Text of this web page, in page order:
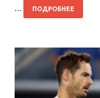
…
ПОДРОБНЕЕ